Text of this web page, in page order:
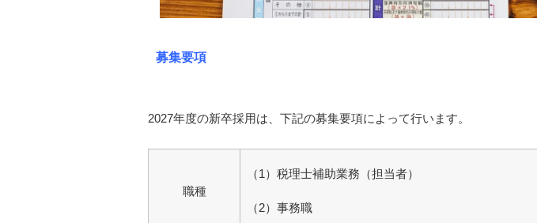
募集要項
2027年度の新卒採用は、下記の募集要項によって行います。
職種
（1）税理士補助業務（担当者）
（2）事務職